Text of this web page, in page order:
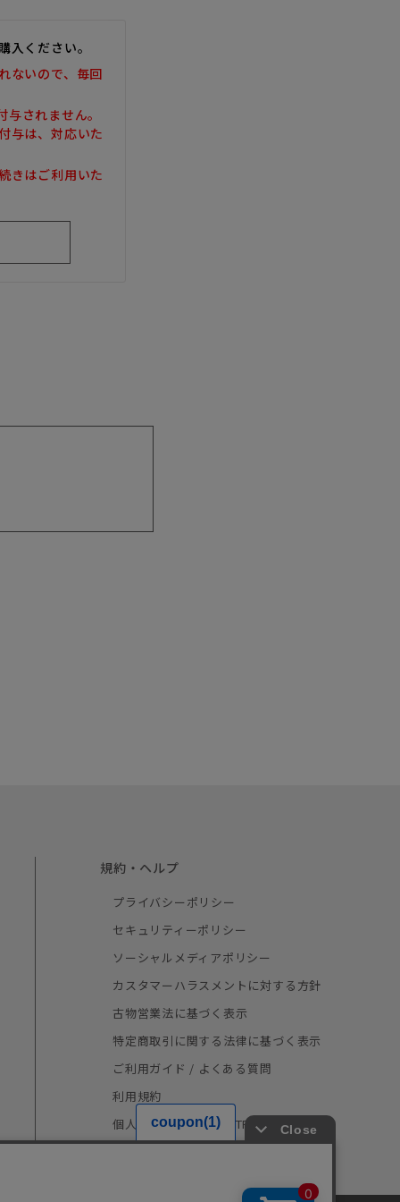
入ください。
ないので、毎回
されません。
与は、対応いた
きはご利用いた
規約・ヘルプ
プライバシーポリシー
セキュリティーポリシー
ソーシャルメディアポリシー
カスタマーハラスメントに対する方針
古物営業法に基づく表示
特定商取引に関する法律に基づく表示
ご利用ガイド / よくある質問
利用規約
個人情報の取り扱い（TRUSTe）